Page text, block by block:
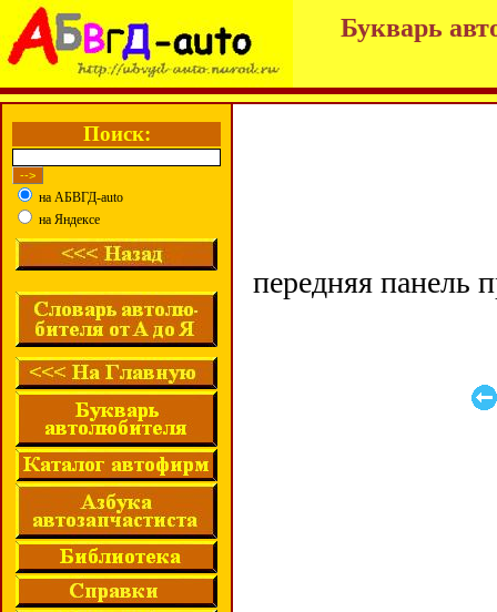
Букварь
Поиск:
на АБВГД-auto
на Яндексе
передняя панель